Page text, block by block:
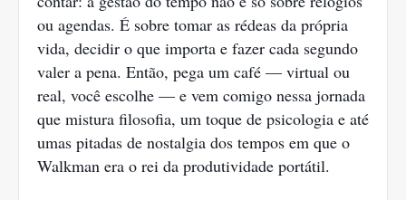
ou agendas. É sobre tomar as rédeas da própria
vida, decidir o que importa e fazer cada segundo
valer a pena. Então, pega um café — virtual ou
real, você escolhe — e vem comigo nessa jornada
que mistura filosofia, um toque de psicologia e até
umas pitadas de nostalgia dos tempos em que o
Walkman era o rei da produtividade portátil.